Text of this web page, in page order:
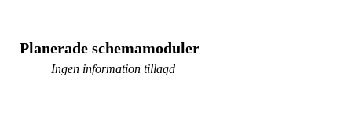
Planerade schemamoduler
Ingen information tillagd